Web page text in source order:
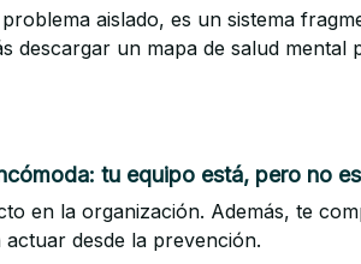
aislado, es un sistema
descargar un mapa de salud mental
tu equipo está, pero no
en la organización. Además, te
desde la prevención.